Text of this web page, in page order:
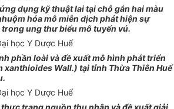
dụng kỹ thuật lai tại chỗ gắn hai màu
hóa mô miễn dịch phát hiện sự
trong ung thư biểu mô tuyến vú.
học Y Dược Huế
phần loài và đề xuất mô hình phát triển
xanthioides Wall.) tại tỉnh Thừa Thiên Huế
học Y Dược Huế
trạng nguồn thu nhập và đề xuất giải